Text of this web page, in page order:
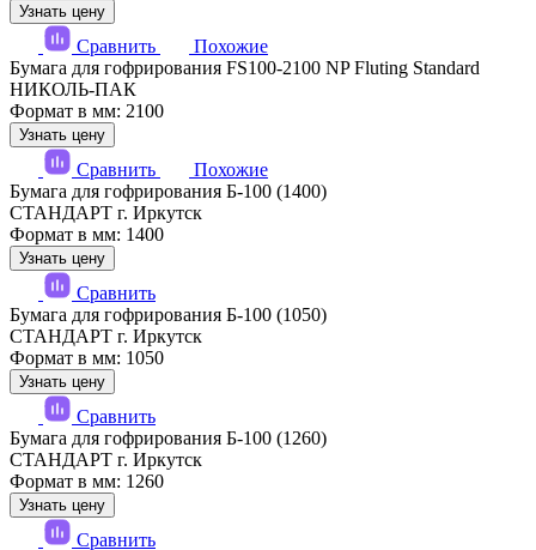
Узнать цену
Сравнить
Похожие
Бумага для гофрирования FS100-2100 NP Fluting Standard
НИКОЛЬ-ПАК
Формат в мм: 2100
Узнать цену
Сравнить
Похожие
Бумага для гофрирования Б-100 (1400)
СТАНДАРТ г. Иркутск
Формат в мм: 1400
Узнать цену
Сравнить
Бумага для гофрирования Б-100 (1050)
СТАНДАРТ г. Иркутск
Формат в мм: 1050
Узнать цену
Сравнить
Бумага для гофрирования Б-100 (1260)
СТАНДАРТ г. Иркутск
Формат в мм: 1260
Узнать цену
Сравнить